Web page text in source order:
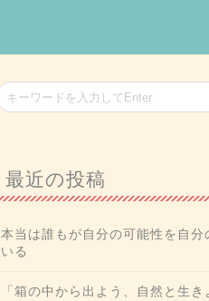
最近の投稿
本当は誰もが自分の可能性を自分
いる
「箱の中から出よう、自然と生